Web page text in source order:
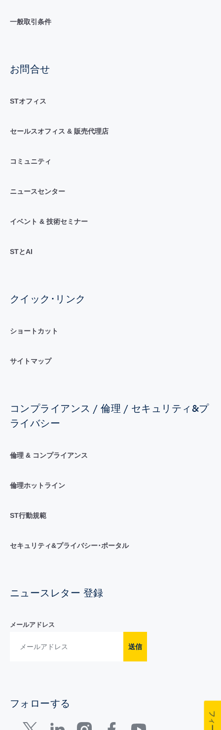
一般取引条件
お問合せ
STオフィス
セールスオフィス & 販売代理店
コミュニティ
ニュースセンター
イベント & 技術セミナー
STとAI
クイック･リンク
ショートカット
サイトマップ
コンプライアンス / 倫理 / セキュリティ&プ
ライバシー
倫理 & コンプライアンス
倫理ホットライン
ST行動規範
セキュリティ&プライバシー･ポータル
ニュースレター 登録
メールアドレス
送信
フォローする